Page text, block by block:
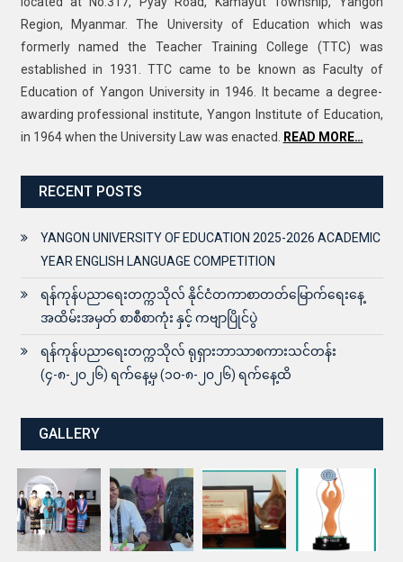
Region, Myanmar. The University of Education which was
formerly named the Teacher Training College (TTC) was
established in 1931. TTC came to be known as Faculty of
Education of Yangon University in 1946. It became a degree-
awarding professional institute, Yangon Institute of Education,
in 1964 when the University Law was enacted.
READ MORE…
RECENT POSTS
YANGON UNIVERSITY OF EDUCATION 2025-2026 ACADEMIC
YEAR ENGLISH LANGUAGE COMPETITION
ရန်ကုန်ပညာရေးတက္ကသိုလ် နိုင်ငံတကာစာတတ်မြောက်ရေးနေ့
အထိမ်းအမှတ် စာစီစာကုံး နှင့် ကဗျာပြိုင်ပွဲ
ရန်ကုန်ပညာရေးတက္ကသိုလ် ရုရှားဘာသာစကားသင်တန်း
(၄-၈-၂၀၂၆) ရက်နေ့မှ (၁၀-၈-၂၀၂၆) ရက်နေ့ထိ
GALLERY